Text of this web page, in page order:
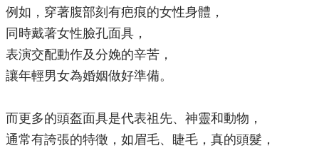
例如，穿著腹部刻有疤痕的女性身體，
同時戴著女性臉孔面具，
表演交配動作及分娩的辛苦，
讓年輕男女為婚姻做好準備。
而更多的頭盔面具是代表祖先、神靈和動物，
通常有誇張的特徵，如眉毛、睫毛，真的頭髮，